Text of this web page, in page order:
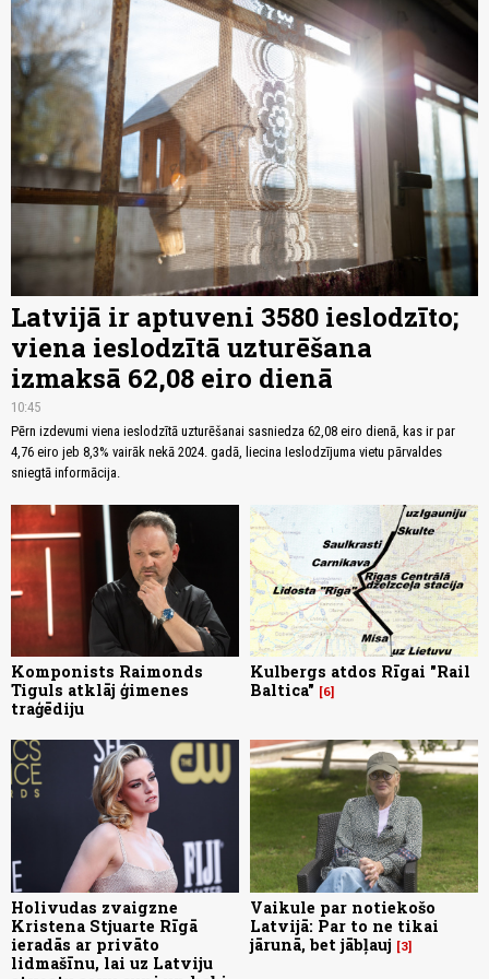
Latvijā ir aptuveni 3580 ieslodzīto;
viena ieslodzītā uzturēšana
izmaksā 62,08 eiro dienā
10:45
Pērn izdevumi viena ieslodzītā uzturēšanai sasniedza 62,08 eiro dienā, kas ir par
4,76 eiro jeb 8,3% vairāk nekā 2024. gadā, liecina Ieslodzījuma vietu pārvaldes
sniegtā informācija.
Komponists Raimonds
Tiguls atklāj ģimenes
traģēdiju
Kulbergs atdos Rīgai "Rail
Baltica"
6
Holivudas zvaigzne
Kristena Stjuarte Rīgā
ieradās ar privāto
lidmašīnu, lai uz Latviju
Vaikule par notiekošo
Latvijā: Par to ne tikai
jārunā, bet jābļauj
3